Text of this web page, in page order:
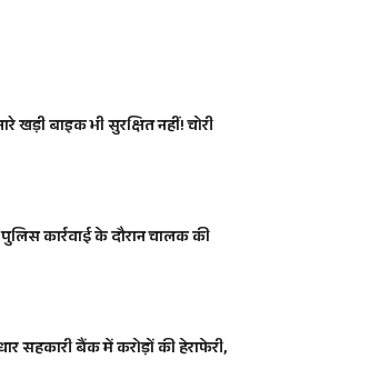
बाइक भी सुरक्षित नहीं! चोरी
कार्रवाई के दौरान चालक की
सहकारी बैंक में करोड़ों की हेराफेरी,